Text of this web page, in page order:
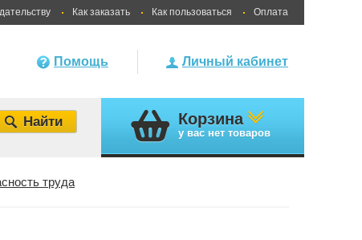
Как заказать Как пользоваться Оплата
Личный кабинет
Помощь
Корзина
у вас нет товаров
труда